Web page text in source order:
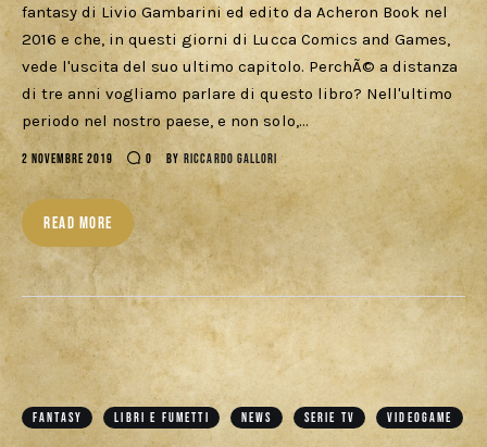
fantasy di Livio Gambarini ed edito da Acheron Book nel
2016 e che, in questi giorni di Lucca Comics and Games,
vede l'uscita del suo ultimo capitolo. PerchÃ© a distanza
di tre anni vogliamo parlare di questo libro? Nell'ultimo
periodo nel nostro paese, e non solo,…
2 NOVEMBRE 2019 0 BY RICCARDO GALLORI
READ MORE
FANTASY LIBRI E FUMETTI NEWS SERIE TV VIDEOGAME